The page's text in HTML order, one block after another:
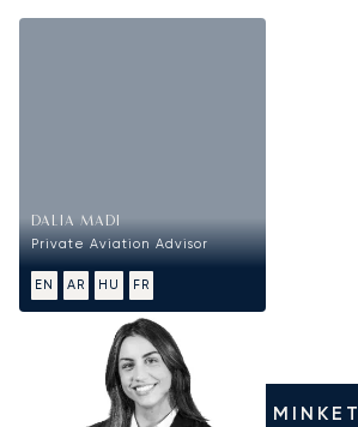
DALIA MADI
Private Aviation Advisor
EN AR HU FR
HÍVJON MINKET